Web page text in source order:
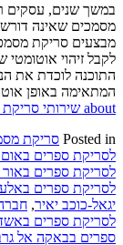
במשך שנים, עסקים
מסמכים שאינה
מבצעים סריקת
לקבל זיהוי אוטומטי
התוכנה לוכדת את
המתאימה באופן
about שירותי סריקת וניהול מסמכים
Posted in סריקת
לסריקת ספרים
לסריקת ספרים באור
לסריקת ספרים
יגאל-כוכב יאיר,
לסריקת ספרים
ספרים בבאקה אל